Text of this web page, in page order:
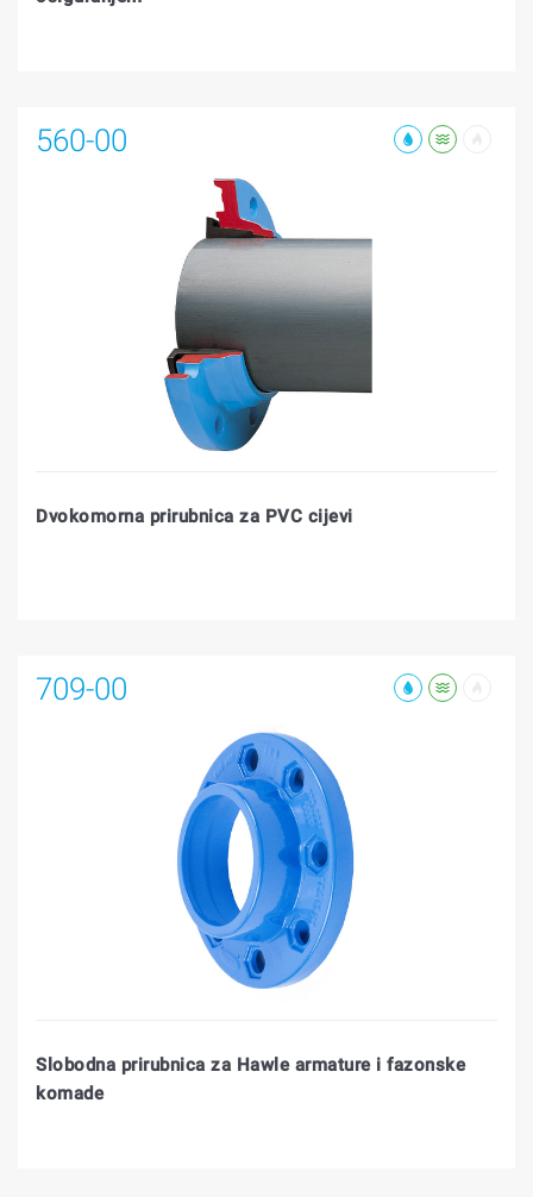
560-00
Dvokomorna prirubnica za PVC cijevi
709-00
Slobodna prirubnica za Hawle armature i fazonske
komade